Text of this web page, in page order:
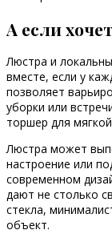
А если
Люстра и
вместе, если у
позволяет
уборки или
торшер для
Люстра может
настроение или
современном
дают не столько
стекла,
объект.